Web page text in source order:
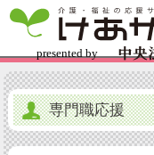
専門職応援